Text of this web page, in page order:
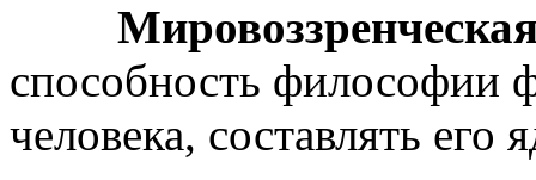
способность философии
человека, составлять его